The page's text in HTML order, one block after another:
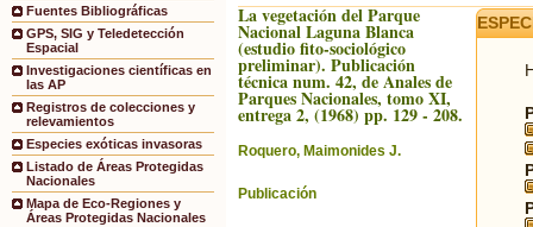
Fuentes Bibliográficas
GPS, SIG y Teledetección
Espacial
Investigaciones científicas en
las AP
Registros de colecciones y
relevamientos
Especies exóticas invasoras
Listado de Áreas Protegidas
Nacionales
Mapa de Eco-Regiones y
Áreas Protegidas Nacionales
La vegetación del Parque
Nacional Laguna Blanca
(estudio fito-sociológico
preliminar). Publicación
técnica num. 42, de Anales de
Parques Nacionales, tomo XI,
entrega 2, (1968) pp. 129 - 208.
Roquero, Maimonides J.
Publicación